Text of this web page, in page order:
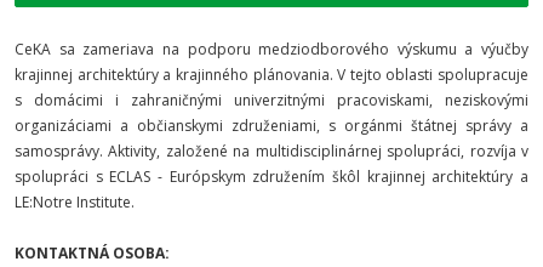
CeKA sa zameriava na podporu medziodborového výskumu a výučby
krajinnej architektúry a krajinného plánovania. V tejto oblasti spolupracuje
s domácimi i zahraničnými univerzitnými pracoviskami, neziskovými
organizáciami a občianskymi združeniami, s orgánmi štátnej správy a
samosprávy. Aktivity, založené na multidisciplinárnej spolupráci, rozvíja v
spolupráci s ECLAS - Európskym združením škôl krajinnej architektúry a
LE:Notre Institute.
KONTAKTNÁ OSOBA: